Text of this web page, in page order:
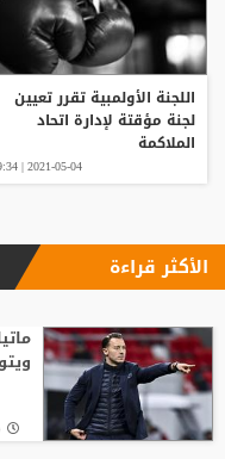
اللجنة الأولمبية تقرر تعيين
لجنة مؤقتة لإدارة اتحاد
الملاكمة
2021-05-04 | 09:34 م
الأكثر قراءة